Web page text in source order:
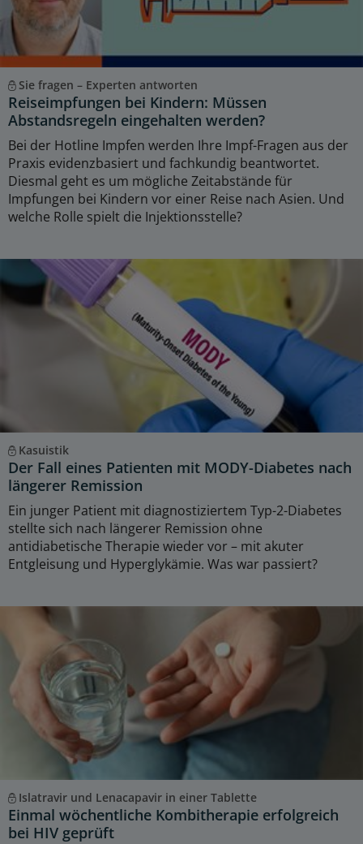
Sie fragen – Experten antworten
Reiseimpfungen bei Kindern: Müssen
Abstandsregeln eingehalten werden?
Bei der Hotline Impfen werden Ihre Impf-Fragen aus der
Praxis evidenzbasiert und fachkundig beantwortet.
Diesmal geht es um mögliche Zeitabstände für
Impfungen bei Kindern vor einer Reise nach Asien. Und
welche Rolle spielt die Injektionsstelle?
Kasuistik
Der Fall eines Patienten mit MODY-Diabetes nach
längerer Remission
Ein junger Patient mit diagnostiziertem Typ-2-Diabetes
stellte sich nach längerer Remission ohne
antidiabetische Therapie wieder vor – mit akuter
Entgleisung und Hyperglykämie. Was war passiert?
Islatravir und Lenacapavir in einer Tablette
Einmal wöchentliche Kombitherapie erfolgreich
bei HIV geprüft